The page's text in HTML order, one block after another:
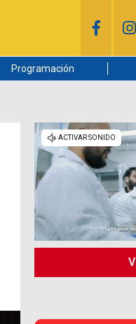
Programación
La